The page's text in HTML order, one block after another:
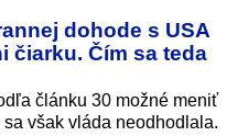
dohode s USA
čiarku. Čím sa teda
článku 30 možné meniť
však vláda neodhodlala.